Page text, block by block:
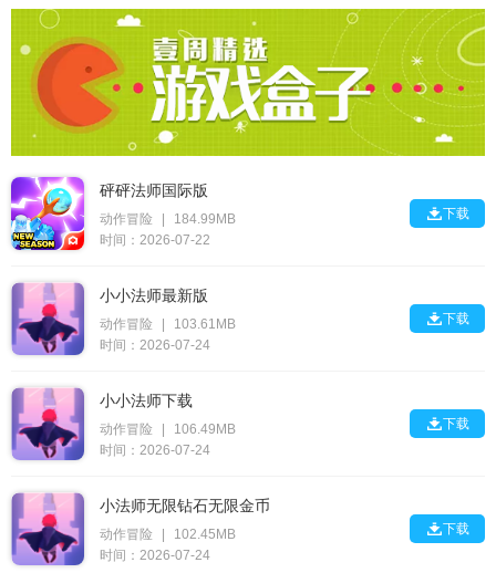
砰砰法师国际版
动作冒险
184.99MB
时间：2026-07-22
下载
小小法师最新版
动作冒险
103.61MB
时间：2026-07-24
下载
小小法师下载
动作冒险
106.49MB
时间：2026-07-24
下载
小法师无限钻石无限金币
动作冒险
102.45MB
时间：2026-07-24
下载